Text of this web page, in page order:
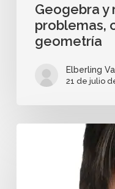
Geogebra y
problemas,
geometría
Elberling
21 de julio